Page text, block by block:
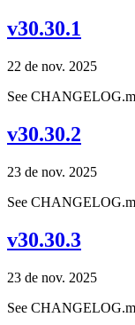
v30.30.1
22 de nov. 2025
See
v30.30.2
23 de nov. 2025
See
v30.30.3
23 de nov. 2025
See